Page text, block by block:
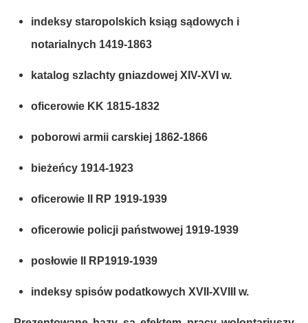
indeksy staropolskich ksiąg sądowych i
notarialnych 1419-1863
katalog szlachty gniazdowej XIV-XVI w.
oficerowie KK 1815-1832
poborowi armii carskiej 1862-1866
bieżeńcy 1914-1923
oficerowie II RP 1919-1939
oficerowie policji państwowej 1919-1939
posłowie II RP1919-1939
indeksy spisów podatkowych XVII-XVIII w.